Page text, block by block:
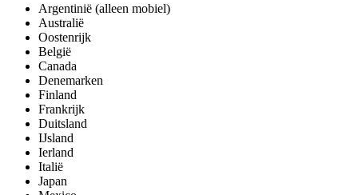
Argentinië (alleen mobiel)
Australië
Oostenrijk
België
Canada
Denemarken
Finland
Frankrijk
Duitsland
IJsland
Ierland
Italië
Japan